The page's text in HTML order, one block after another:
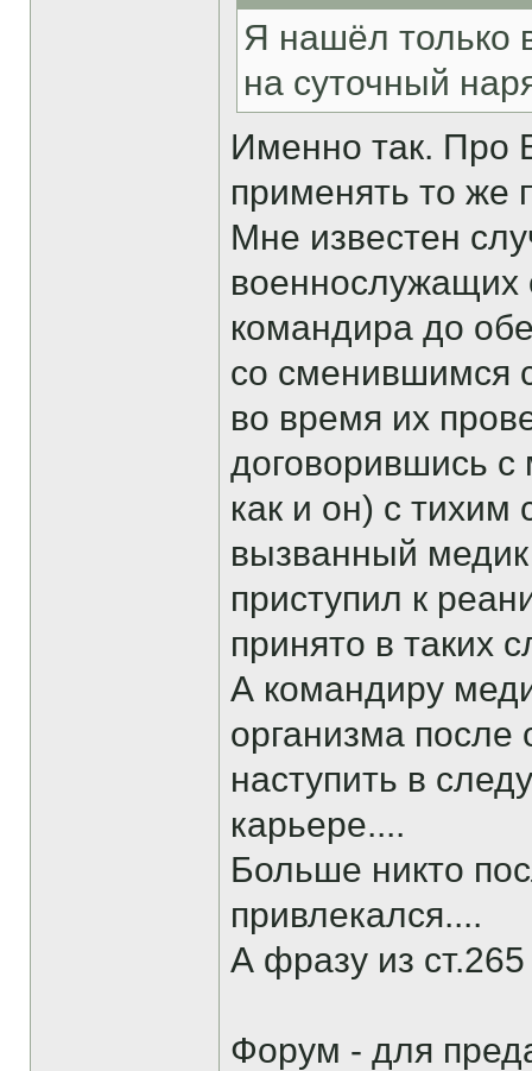
Я нашёл только
на суточный
Именно так. Про
применять то же
Мне известен
военнослужащих
командира до
со сменившимся
во время их
договорившись с
как и он) с тихим
вызванный
приступил к
принято в таких
А командиру
организма после
наступить в
карьере....
Больше никто
привлекался....
А фразу из
Форум - для